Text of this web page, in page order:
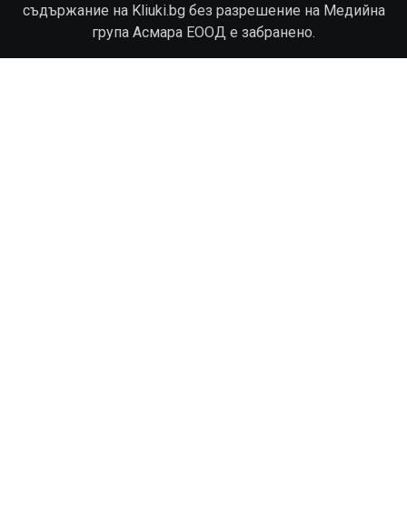
съдържание на Kliuki.bg без разрешение на Медийна
група Асмара ЕООД е забранено.